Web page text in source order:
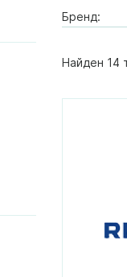
Бренд:
Найден 14